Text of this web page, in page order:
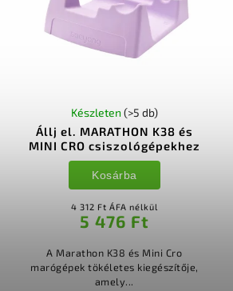
Állj el. MARATHON K38 és
MINI CRO csiszológépekhez
Készleten (>5 db)
4 312 Ft ÁFA nélkül
5 476 Ft
Kosárba
A Marathon K38 és Mini Cro
marógépek tökéletes kiegészítője,
amely...